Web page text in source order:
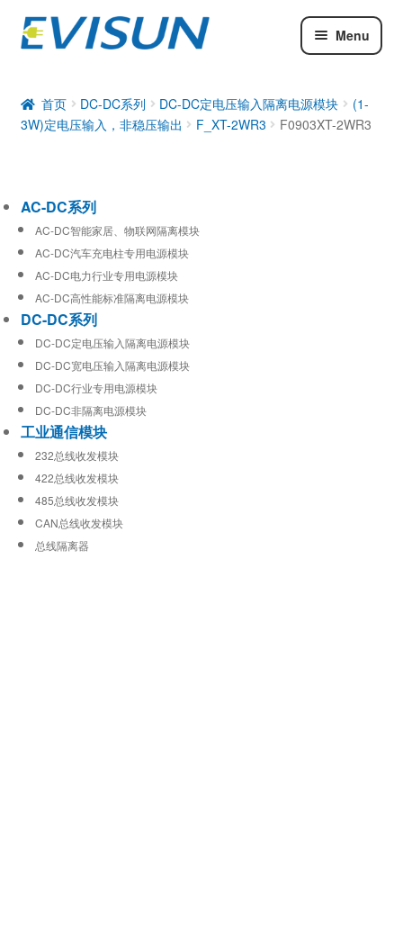
Menu
DC-DC系列
工业通信模块
首页 DC-DC系列 DC-DC定电压输入隔离电源模块
(1-
3W)定电压输入，非稳压输出
F_XT-2WR3 F0903XT-2WR3
AC-DC系列
AC-DC智能家居、物联网隔离模块
AC-DC汽车充电柱专用电源模块
AC-DC电力行业专用电源模块
AC-DC高性能标准隔离电源模块
DC-DC系列
DC-DC定电压输入隔离电源模块
DC-DC宽电压输入隔离电源模块
DC-DC行业专用电源模块
DC-DC非隔离电源模块
工业通信模块
232总线收发模块
422总线收发模块
485总线收发模块
CAN总线收发模块
总线隔离器